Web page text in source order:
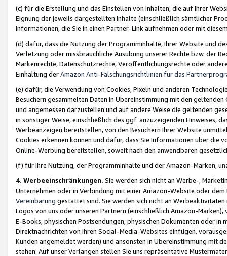
(c) für die Erstellung und das Einstellen von Inhalten, die auf Ihrer
Eignung der jeweils dargestellten Inhalte (einschließlich sämtlicher
Informationen, die Sie in einen Partner-Link aufnehmen oder mit
(d) dafür, dass die Nutzung der Programminhalte, Ihrer Website und
Verletzung oder missbräuchliche Ausübung unserer Rechte bzw. der
Markenrechte, Datenschutzrechte, Veröffentlichungsrechte oder
Einhaltung derAmazon Anti-Fälschungsrichtlinien für das
(e) dafür, die Verwendung von Cookies, Pixeln und anderen
Besuchern gesammelten Daten in Übereinstimmung mit den
und angemessen darzustellen und auf andere Weise die geltenden
in sonstiger Weise, einschließlich des ggf. anzuzeigenden Hinweises,
Werbeanzeigen bereitstellen, von den Besuchern Ihrer Website
Cookies erkennen können und dafür, dass Sie Informationen über die
Online-Werbung bereitstellen, soweit nach den anwendbaren
(f) für Ihre Nutzung, der Programminhalte und der Amazon-Marken,
4. Werbeeinschränkungen. Sie werden sich nicht an Werbe-,
Unternehmen oder in Verbindung mit einer Amazon-Website oder
Vereinbarung gestattet sind. Sie werden sich nicht an
Logos von uns oder unseren Partnern (einschließlich Amazon-
E-Books, physischen Postsendungen, physischen Dokumenten oder in
Direktnachrichten von Ihren Social-Media-Websites einfügen.
Kunden angemeldet werden) und ansonsten in Übereinstimmung mit
stehen. Auf unser Verlangen stellen Sie uns repräsentative